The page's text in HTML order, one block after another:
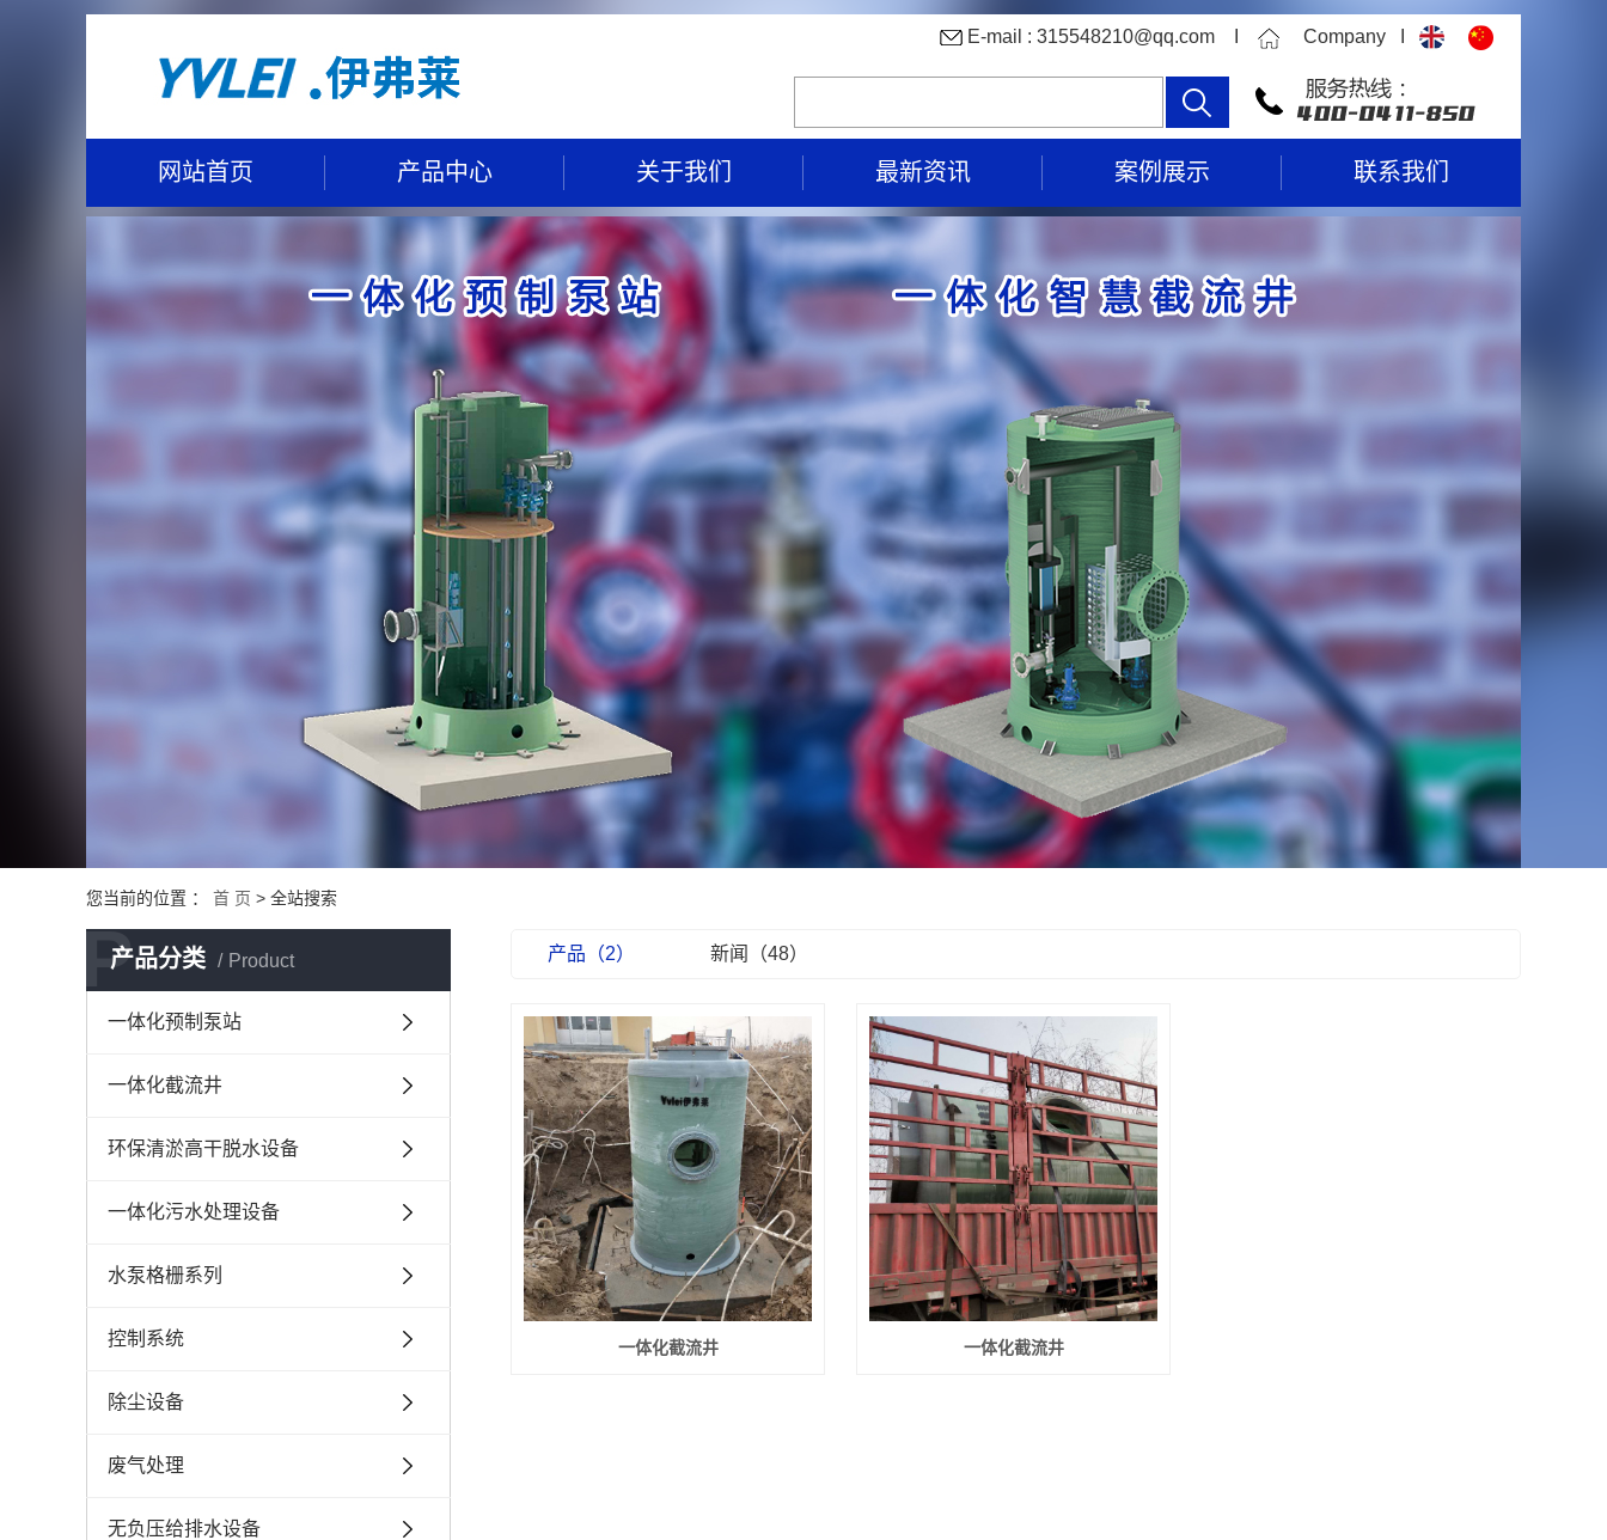
E-mail : 315548210@qq.com I Company I
网站首页 产品中心 关于我们 最新资讯 案例展示 联系我们
您当前的位置 ： 首 页 > 全站搜索
产品分类 Product
P
一体化预制泵站
一体化截流井
环保清淤高干脱水设备
一体化污水处理设备
水泵格栅系列
控制系统
除尘设备
废气处理
无负压给排水设备
产品（2） 新闻（48）
一体化截流井 一体化截流井